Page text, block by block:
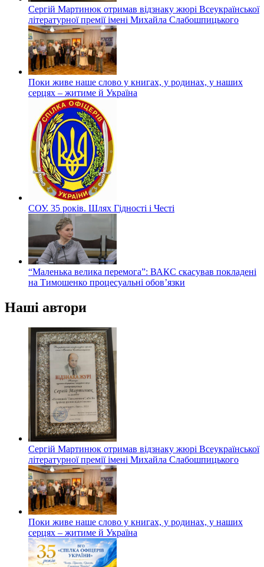
Сергій Мартинюк отримав відзнаку жюрі Всеукраїнської
літературної премії імені Михайла Слабошпицького
Поки живе наше слово у книгах, у родинах, у наших
серцях – житиме й Україна
СОУ. 35 років. Шлях Гідності і Честі
“Маленька велика перемога”: ВАКС скасував покладені
на Тимошенко процесуальні обов’язки
Наші автори
Сергій Мартинюк отримав відзнаку жюрі Всеукраїнської
літературної премії імені Михайла Слабошпицького
Поки живе наше слово у книгах, у родинах, у наших
серцях – житиме й Україна